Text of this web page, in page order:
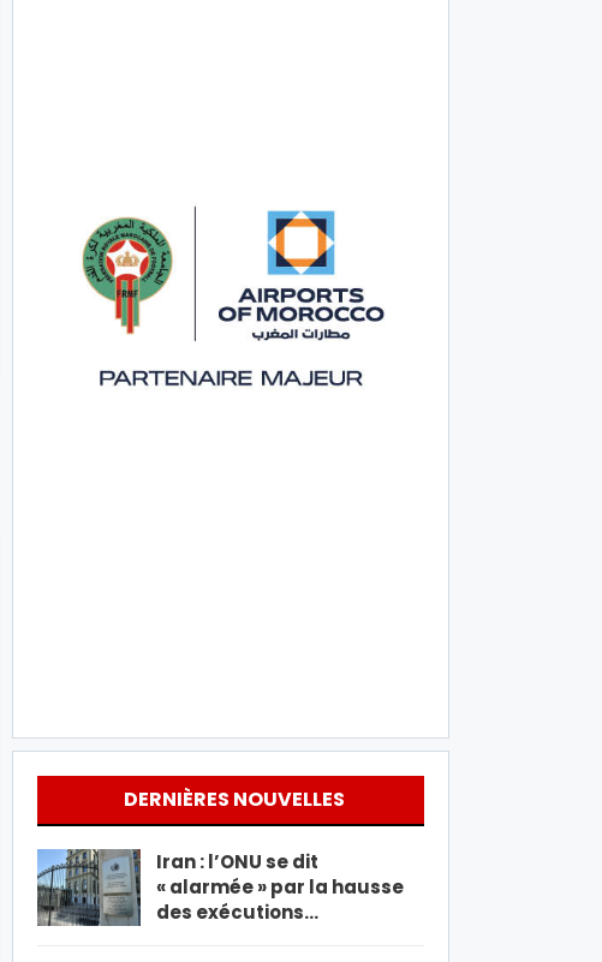
DERNIÈRES NOUVELLES
Iran : l’ONU se dit
« alarmée » par la hausse
des exécutions…